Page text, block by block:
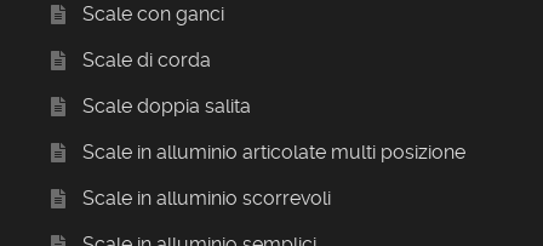
Scale con ganci
Scale di corda
Scale doppia salita
Scale in alluminio articolate multi posizione
Scale in alluminio scorrevoli